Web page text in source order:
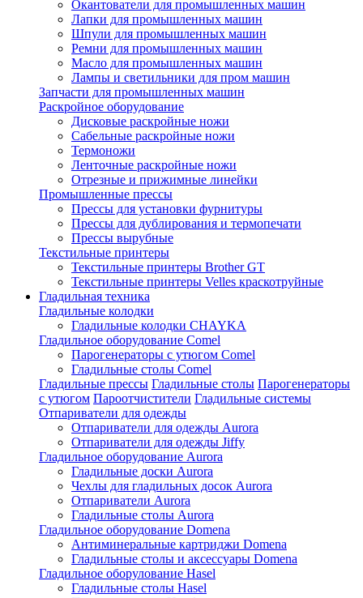
Окантователи для промышленных машин
Лапки для промышленных машин
Шпули для промышленных машин
Ремни для промышленных машин
Масло для промышленных машин
Лампы и светильники для пром машин
Запчасти для промышленных машин
Раскройное оборудование
Дисковые раскройные ножи
Сабельные раскройные ножи
Термоножи
Ленточные раскройные ножи
Отрезные и прижимные линейки
Промышленные прессы
Прессы для установки фурнитуры
Прессы для дублирования и термопечати
Прессы вырубные
Текстильные принтеры
Текстильные принтеры Brother GT
Текстильные принтеры Velles краскотруйные
Гладильная техника
Гладильные колодки
Гладильные колодки CHAYKA
Гладильное оборудование Comel
Парогенераторы с утюгом Comel
Гладильные столы Comel
Гладильные прессы Гладильные столы Парогенераторы
с утюгом Пароотчистители Гладильные системы
Отпариватели для одежды
Отпариватели для одежды Aurora
Отпариватели для одежды Jiffy
Гладильное оборудование Aurora
Гладильные доски Aurora
Чехлы для гладильных досок Aurora
Отпариватели Aurora
Гладильные столы Aurora
Гладильное оборудование Domena
Антиминеральные картриджи Domena
Гладильные столы и аксессуары Domena
Гладильное оборулование Hasel
Гладильные столы Hasel